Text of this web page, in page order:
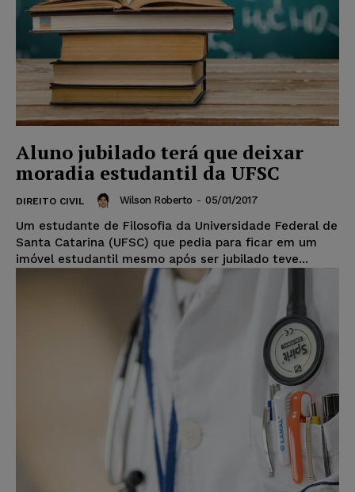
Aluno jubilado terá que deixar
moradia estudantil da UFSC
DIREITO CIVIL Wilson Roberto - 05/01/2017
Um estudante de Filosofia da Universidade Federal de
Santa Catarina (UFSC) que pedia para ficar em um
imóvel estudantil mesmo após ser jubilado teve...